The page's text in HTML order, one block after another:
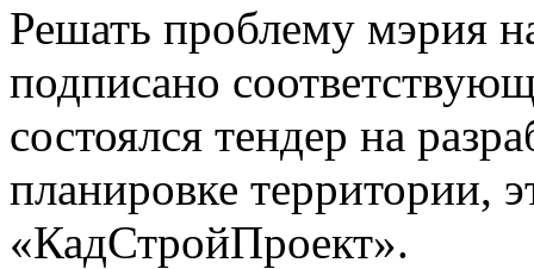
Решать проблему мэрия
подписано
состоялся тендер на
планировке территории,
«КадСтройПроект».